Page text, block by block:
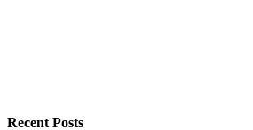
Recent Posts